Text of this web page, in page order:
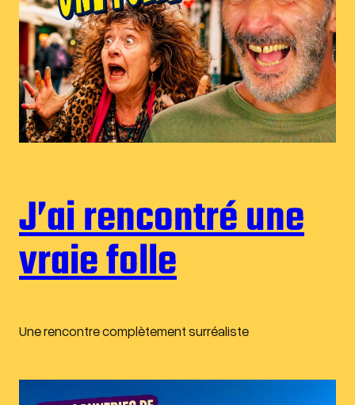
J’ai rencontré une
vraie folle
Une rencontre complètement surréaliste